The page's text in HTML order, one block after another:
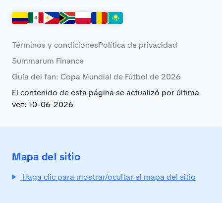
Términos y condicionesPolítica de privacidad
Summarum Finance
Guía del fan: Copa Mundial de Fútbol de 2026
El contenido de esta página se actualizó por última
vez: 10-06-2026
Mapa del sitio
Haga clic para mostrar/ocultar el mapa del sitio